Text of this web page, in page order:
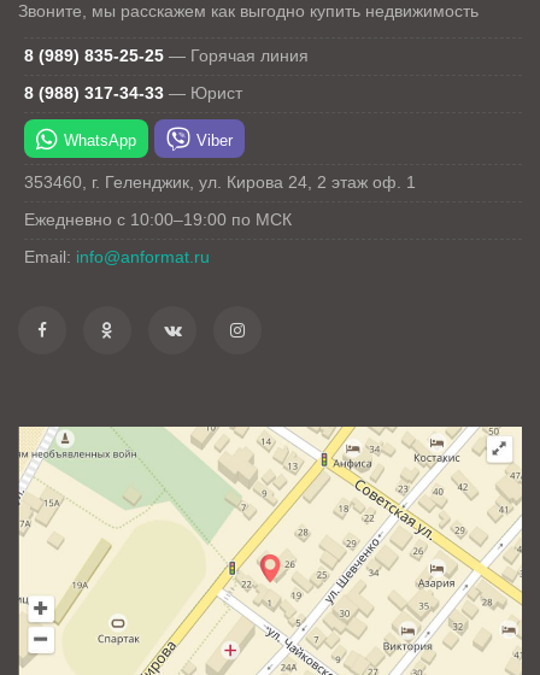
Звоните, мы расскажем как выгодно купить недвижимость
8 (989) 835-25-25 — Горячая линия
8 (988) 317-34-33 — Юрист
WhatsApp Viber
353460, г. Геленджик, ул. Кирова 24, 2 этаж оф. 1
Ежедневно с 10:00–19:00 по МСК
Email: info@anformat.ru